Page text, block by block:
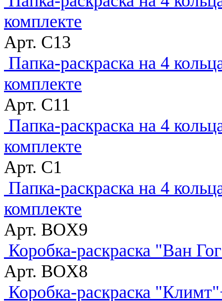
комплекте
Арт. C13
Папка-раскраска на 4
комплекте
Арт. C11
Папка-раскраска на 4
комплекте
Арт. C1
Папка-раскраска на 4
комплекте
Арт. BOX9
Коробка-раскраска "Ван
Арт. BOX8
Коробка-раскраска